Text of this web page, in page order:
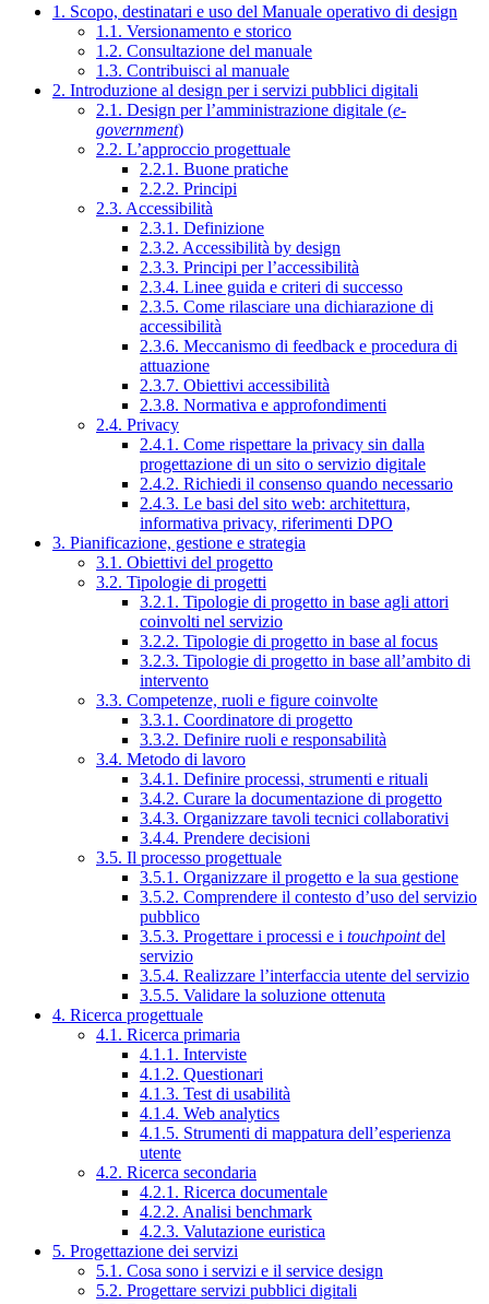
1. Scopo, destinatari e uso del Manuale operativo di design
1.1. Versionamento e storico
1.2. Consultazione del manuale
1.3. Contribuisci al manuale
2. Introduzione al design per i servizi pubblici digitali
2.1. Design per l’amministrazione digitale (e-
government)
2.2. L’approccio progettuale
2.2.1. Buone pratiche
2.2.2. Principi
2.3. Accessibilità
2.3.1. Definizione
2.3.2. Accessibilità by design
2.3.3. Principi per l’accessibilità
2.3.4. Linee guida e criteri di successo
2.3.5. Come rilasciare una dichiarazione di
accessibilità
2.3.6. Meccanismo di feedback e procedura di
attuazione
2.3.7. Obiettivi accessibilità
2.3.8. Normativa e approfondimenti
2.4. Privacy
2.4.1. Come rispettare la privacy sin dalla
progettazione di un sito o servizio digitale
2.4.2. Richiedi il consenso quando necessario
2.4.3. Le basi del sito web: architettura,
informativa privacy, riferimenti DPO
3. Pianificazione, gestione e strategia
3.1. Obiettivi del progetto
3.2. Tipologie di progetti
3.2.1. Tipologie di progetto in base agli attori
coinvolti nel servizio
3.2.2. Tipologie di progetto in base al focus
3.2.3. Tipologie di progetto in base all’ambito di
intervento
3.3. Competenze, ruoli e figure coinvolte
3.3.1. Coordinatore di progetto
3.3.2. Definire ruoli e responsabilità
3.4. Metodo di lavoro
3.4.1. Definire processi, strumenti e rituali
3.4.2. Curare la documentazione di progetto
3.4.3. Organizzare tavoli tecnici collaborativi
3.4.4. Prendere decisioni
3.5. Il processo progettuale
3.5.1. Organizzare il progetto e la sua gestione
3.5.2. Comprendere il contesto d’uso del servizio
pubblico
3.5.3. Progettare i processi e i touchpointdel
servizio
3.5.4. Realizzare l’interfaccia utente del servizio
3.5.5. Validare la soluzione ottenuta
4. Ricerca progettuale
4.1. Ricerca primaria
4.1.1. Interviste
4.1.2. Questionari
4.1.3. Test di usabilità
4.1.4. Web analytics
4.1.5. Strumenti di mappatura dell’esperienza
utente
4.2. Ricerca secondaria
4.2.1. Ricerca documentale
4.2.2. Analisi benchmark
4.2.3. Valutazione euristica
5. Progettazione dei servizi
5.1. Cosa sono i servizi e il service design
5.2. Progettare servizi pubblici digitali